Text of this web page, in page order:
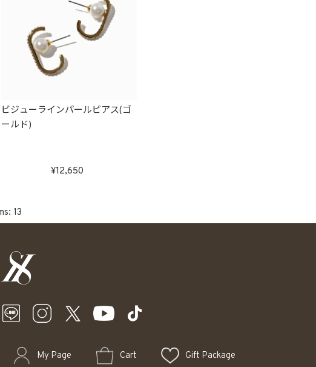
ビジューラインパールピアス(ゴ
ールド)
12,650
13
My Page Cart Gift Package